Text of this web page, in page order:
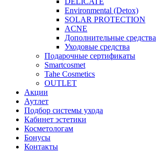
Environmental (Detox)
SOLAR PROTECTION
АCNE
Дополнительные средства
Уходовые средства
Подарочные сертификаты
Smartcosmet
Tahe Cosmetics
OUTLET
Акции
Аутлет
Подбор системы ухода
Кабинет эстетики
Косметологам
Бонусы
Контакты